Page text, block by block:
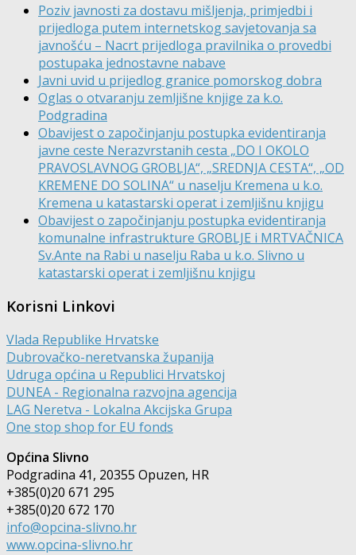
Poziv javnosti za dostavu mišljenja, primjedbi i
prijedloga putem internetskog savjetovanja sa
javnošću – Nacrt prijedloga pravilnika o provedbi
postupaka jednostavne nabave
Javni uvid u prijedlog granice pomorskog dobra
Oglas o otvaranju zemljišne knjige za k.o.
Podgradina
Obavijest o započinjanju postupka evidentiranja
javne ceste Nerazvrstanih cesta „DO I OKOLO
PRAVOSLAVNOG GROBLJA“, „SREDNJA CESTA“, „OD
KREMENE DO SOLINA“ u naselju Kremena u k.o.
Kremena u katastarski operat i zemljišnu knjigu
Obavijest o započinjanju postupka evidentiranja
komunalne infrastrukture GROBLJE i MRTVAČNICA
Sv.Ante na Rabi u naselju Raba u k.o. Slivno u
katastarski operat i zemljišnu knjigu
Korisni Linkovi
Vlada Republike Hrvatske
Dubrovačko-neretvanska županija
Udruga općina u Republici Hrvatskoj
DUNEA - Regionalna razvojna agencija
LAG Neretva - Lokalna Akcijska Grupa
One stop shop for EU fonds
Općina Slivno
Podgradina 41, 20355 Opuzen, HR
+385(0)20 671 295
+385(0)20 672 170
info@opcina-slivno.hr
www.opcina-slivno.hr